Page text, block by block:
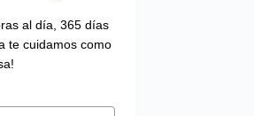
al día, 365 días
te cuidamos como